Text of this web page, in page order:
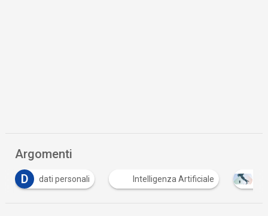
Argomenti
Intelligenza Artificiale PNRR Tutto su